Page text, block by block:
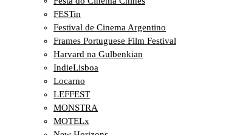
FESTin
Festival de Cinema Argentino
Frames Portuguese Film Festival
Harvard na Gulbenkian
IndieLisboa
Locarno
LEFFEST
MONSTRA
MOTELx